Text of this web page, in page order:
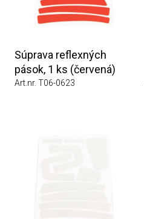
Súprava reflexných
pások, 1 ks (červená)
Art.nr. T06-0623